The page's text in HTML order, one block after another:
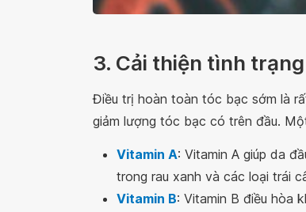
3. Cải thiện tình
Điều trị hoàn toàn tóc bạc sớm là
giảm lượng tóc bạc có trên đầu.
Vitamin A: Vitamin A giúp da
trong rau xanh và các loại trái
Vitamin B: Vitamin B điều hòa